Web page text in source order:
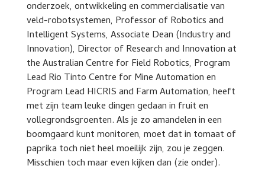
onderzoek, ontwikkeling en commercialisatie van
veld-robotsystemen, Professor of Robotics and
Intelligent Systems, Associate Dean (Industry and
Innovation), Director of Research and Innovation at
the Australian Centre for Field Robotics, Program
Lead Rio Tinto Centre for Mine Automation en
Program Lead HICRIS and Farm Automation, heeft
met zijn team leuke dingen gedaan in fruit en
vollegrondsgroenten. Als je zo amandelen in een
boomgaard kunt monitoren, moet dat in tomaat of
paprika toch niet heel moeilijk zijn, zou je zeggen.
Misschien toch maar even kijken dan (zie onder).